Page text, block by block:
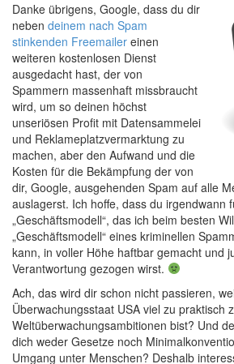
Danke übrigens, Google, dass du dir
neben deinem nach Spam
stinkenden Freemailer einen
weiteren kostenlosen Dienst
ausgedacht hast, der von
Spammern massenhaft missbraucht
wird, um so deinen höchst
unseriösen Profit mit Datensammelei
und Reklameplatzvermarktung zu
machen, aber den Aufwand und die
Kosten für die Bekämpfung der von
dir, Google, ausgehenden Spam auf alle
auslagerst. Ich hoffe, dass du irgendwann
„Geschäftsmodell“, das ich beim besten
„Geschäftsmodell“ eines kriminellen
kann, in voller Höhe haftbar gemacht und
Verantwortung gezogen wirst.
Ach, das wird dir schon nicht passieren,
Überwachungsstaat USA viel zu praktisch
Weltüberwachungsambitionen bist? Und
dich weder Gesetze noch
Umgang unter Menschen? Deshalb